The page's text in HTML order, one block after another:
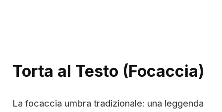
Torta al Testo (Focaccia)
La focaccia umbra tradizionale: una leggenda